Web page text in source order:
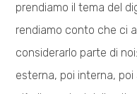
prendiamo il tema del
rendiamo conto che ci
considerarlo parte di
esterna, poi interna,